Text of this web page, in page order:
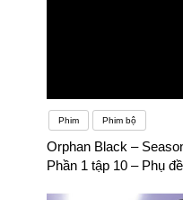
Phim Phim bộ
Orphan Black –
Phần 1 tập 10 – Phụ